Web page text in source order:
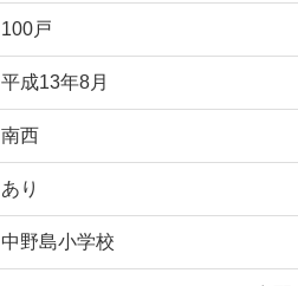
100戸
平成13年8月
南西
あり
中野島小学校